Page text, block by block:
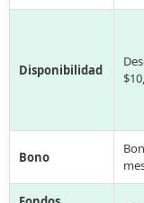
Disponibilidad
Bono